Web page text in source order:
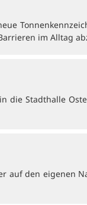
im Alltag
die Stadthalle
auf den eigenen